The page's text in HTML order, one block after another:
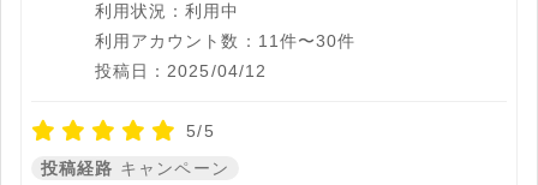
利用状況：利用中
利用アカウント数：11件〜30件
投稿日：2025/04/12
5/5
投稿経路 キャンペーン